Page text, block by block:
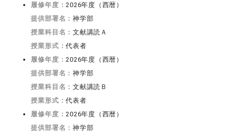
履修年度： 2026年度（西暦）
提供部署名：神学部
授業科目名：文献講読Ａ
授業形式：代表者
履修年度： 2026年度（西暦）
提供部署名：神学部
授業科目名：文献講読Ｂ
授業形式：代表者
履修年度： 2026年度（西暦）
提供部署名：神学部